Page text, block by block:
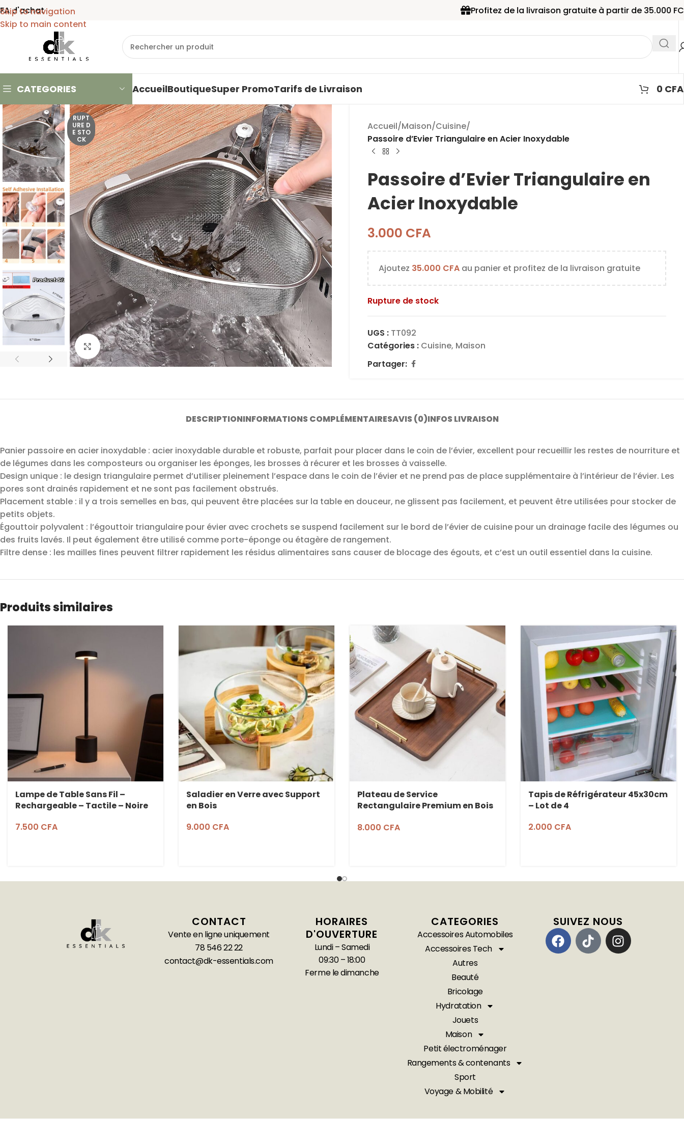
Skip to navigation
Skip to main content
Profitez de la livraison gratuite à partir de 35.000 FCFA d'achat
CATEGORIES AccueilBoutiqueSuper PromoTarifs de Livraison 0 CFA
RUPT
URE D
E STO
CK
Agrandir
Accueil/Maison/Cuisine/
Passoire d’Evier Triangulaire en Acier Inoxydable
Passoire d’Evier Triangulaire en
Acier Inoxydable
3.000 CFA
Ajoutez 35.000 CFA au panier et profitez de la livraison gratuite
Rupture de stock
UGS : TT092
Catégories : Cuisine, Maison
Partager:
DESCRIPTIONINFORMATIONS COMPLÉMENTAIRESAVIS (0)INFOS LIVRAISON
Panier passoire en acier inoxydable : acier inoxydable durable et robuste, parfait pour placer dans le coin de l’évier, excellent pour recueillir les restes de nourriture et
de légumes dans les composteurs ou organiser les éponges, les brosses à récurer et les brosses à vaisselle.
Design unique : le design triangulaire permet d’utiliser pleinement l’espace dans le coin de l’évier et ne prend pas de place supplémentaire à l’intérieur de l’évier. Les
pores sont drainés rapidement et ne sont pas facilement obstrués.
Placement stable : il y a trois semelles en bas, qui peuvent être placées sur la table en douceur, ne glissent pas facilement, et peuvent être utilisées pour stocker de
petits objets.
Égouttoir polyvalent : l’égouttoir triangulaire pour évier avec crochets se suspend facilement sur le bord de l’évier de cuisine pour un drainage facile des légumes ou
des fruits lavés. Il peut également être utilisé comme porte-éponge ou étagère de rangement.
Filtre dense : les mailles fines peuvent filtrer rapidement les résidus alimentaires sans causer de blocage des égouts, et c’est un outil essentiel dans la cuisine.
Produits similaires
Lampe de Table Sans Fil –
Rechargeable – Tactile – Noire
7.500 CFA
Saladier en Verre avec Support
en Bois
9.000 CFA
Plateau de Service
Rectangulaire Premium en Bois
8.000 CFA
Tapis de Réfrigérateur 45x30cm
– Lot de 4
2.000 CFA
CONTACT
Vente en ligne uniquement
78 546 22 22
contact@dk-essentials.com
HORAIRES
D'OUVERTURE
Lundi – Samedi
09:30 – 18:00
Ferme le dimanche
CATEGORIES
Accessoires Automobiles
Accessoires Tech
Autres
Beauté
Bricolage
Hydratation
Jouets
Maison
Petit électroménager
Rangements & contenants
Sport
Voyage & Mobilité
SUIVEZ NOUS